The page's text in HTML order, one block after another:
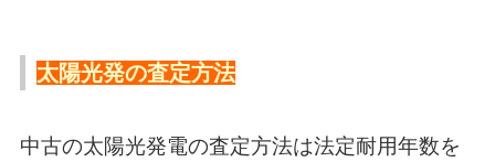
太陽光発の査定方法
中古の太陽光発電の査定方法は法定耐用年数を